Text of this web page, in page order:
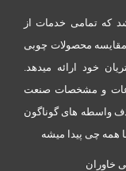
که تمامی خدمات از
محصولات چوبی
خود ارائه میدهد.
و مشخصات صنعت
واسطه های گوناگون
همه چی پیدا میشه
خاوران